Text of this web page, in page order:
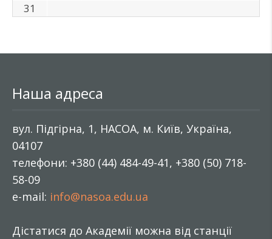
31
Наша адреса
вул. Підгірна, 1, НАСОА, м. Київ, Україна,
04107
телефони: +380 (44) 484-49-41, +380 (50) 718-
58-09
e-mail: info@nasoa.edu.ua
Дістатися до Академії можна від станції